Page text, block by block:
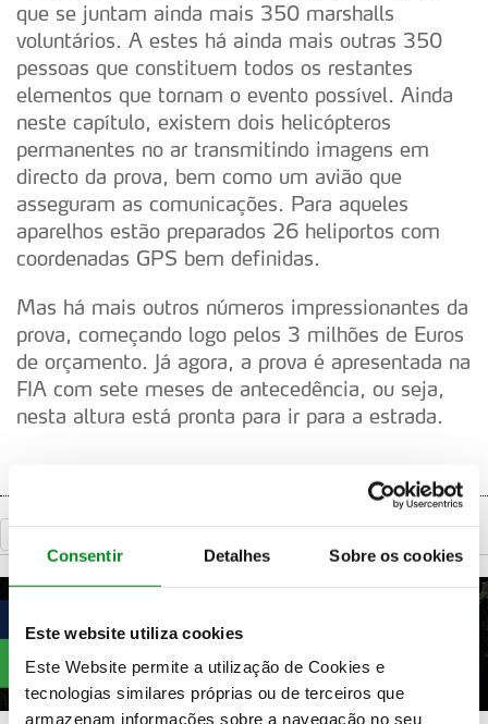
Consentir Detalhes Sobre os cookies
Este website utiliza cookies
Este Website permite a utilização de Cookies e
tecnologias similares próprias ou de terceiros que
armazenam informações sobre a navegação no seu
que se juntam ainda mais 350 marshalls
voluntários. A estes há ainda mais outras 350
pessoas que constituem todos os restantes
elementos que tornam o evento possível. Ainda
neste capítulo, existem dois helicópteros
permanentes no ar transmitindo imagens em
directo da prova, bem como um avião que
asseguram as comunicações. Para aqueles
aparelhos estão preparados 26 heliportos com
coordenadas GPS bem definidas.
Mas há mais outros números impressionantes da
prova, começando logo pelos 3 milhões de Euros
de orçamento. Já agora, a prova é apresentada na
FIA com sete meses de antecedência, ou seja,
nesta altura está pronta para ir para a estrada.